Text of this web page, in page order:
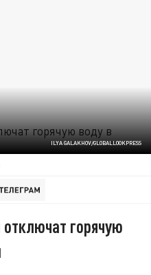
ILYA GALAKHOV/GLOBALLOOKPRESS
горячую